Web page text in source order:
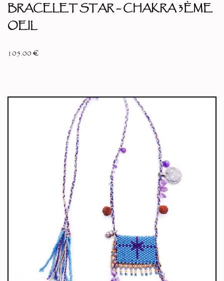
BRACELET STAR – CHAKRA 3ÈME
OEIL
105.00€